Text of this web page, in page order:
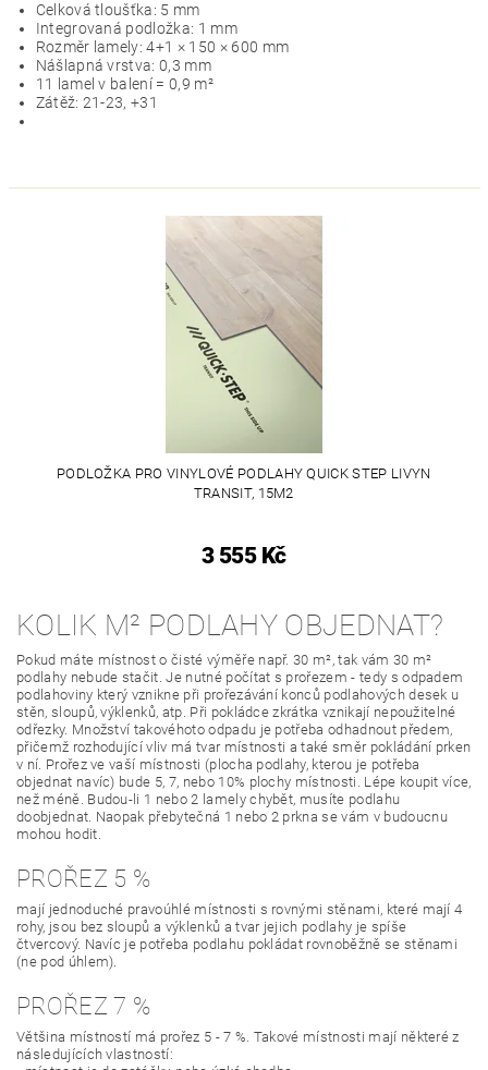
Celková tloušťka: 5 mm
Integrovaná podložka: 1 mm
Rozměr lamely: 4+1 × 150 × 600 mm
Nášlapná vrstva: 0,3 mm
11 lamel v balení = 0,9 m²
Zátěž: 21-23, +31
PODLOŽKA PRO VINYLOVÉ PODLAHY QUICK STEP LIVYN
TRANSIT, 15M2
3 555 Kč
KOLIK M² PODLAHY OBJEDNAT?
Pokud máte místnost o čisté výměře např. 30 m², tak vám 30 m²
podlahy nebude stačit. Je nutné počítat s prořezem - tedy s odpadem
podlahoviny který vznikne při prořezávání konců podlahových desek u
stěn, sloupů, výklenků, atp. Při pokládce zkrátka vznikají nepoužitelné
odřezky. Množství takovéhoto odpadu je potřeba odhadnout předem,
přičemž rozhodující vliv má tvar místnosti a také směr pokládání prken
v ní. Prořez ve vaší místnosti (plocha podlahy, kterou je potřeba
objednat navíc) bude 5, 7, nebo 10% plochy místnosti. Lépe koupit více,
než méně. Budou-li 1 nebo 2 lamely chybět, musíte podlahu
doobjednat. Naopak přebytečná 1 nebo 2 prkna se vám v budoucnu
mohou hodit.
PROŘEZ 5 %
mají jednoduché pravoúhlé místnosti s rovnými stěnami, které mají 4
rohy, jsou bez sloupů a výklenků a tvar jejich podlahy je spíše
čtvercový. Navíc je potřeba podlahu pokládat rovnoběžně se stěnami
(ne pod úhlem).
PROŘEZ 7 %
Většina místností má prořez 5 - 7 %. Takové místnosti mají některé z
následujících vlastností: